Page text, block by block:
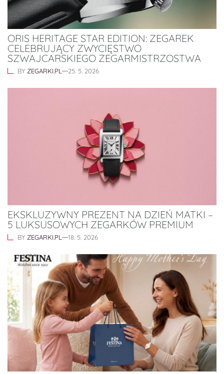
ORIS HERITAGE STAR EDITION: ZEGAREK
CELEBRUJĄCY ZWYCIĘSTWO
SZWAJCARSKIEGO ZEGARMISTRZOSTWA
BY ZEGARKI.PL 25. 5. 2026
EKSKLUZYWNY PREZENT NA DZIEŃ MATKI –
5 LUKSUSOWYCH ZEGARKÓW PREMIUM
BY ZEGARKI.PL 18. 5. 2026